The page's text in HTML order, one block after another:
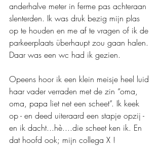
anderhalve meter in ferme pas achteraan
slenterden. Ik was druk bezig mijn plas
op te houden en me af te vragen of ik de
parkeerplaats überhaupt zou gaan halen.
Daar was een wc had ik gezien.
Opeens hoor ik een klein meisje heel luid
haar vader verraden met de zin “oma,
oma, papa liet net een scheet”. Ik keek
op - en deed uiteraard een stapje opzij -
en ik dacht...hè....die scheet ken ik. En
dat hoofd ook; mijn collega X !